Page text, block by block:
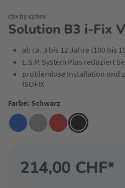
Solution B3 i-Fix
cbx by cybex
ab ca. 3 bis 12 Jahre (100 bis
L.S.P. System Plus reduziert
problemlose Installation und
ISOFIX
Farbe: Schwarz
214,00 CHF*